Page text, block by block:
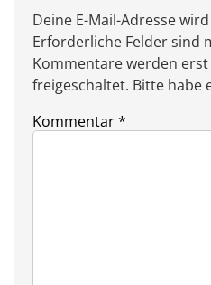
Deine E-Mail-Adresse
Erforderliche Felder sind
Kommentare werden
freigeschaltet. Bitte habe
Kommentar*